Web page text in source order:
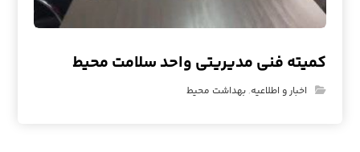
کمیته فنی مدیریتی واحد‌ سلامت محیط
اخبار و اطلاعیه,بهداشت محیط